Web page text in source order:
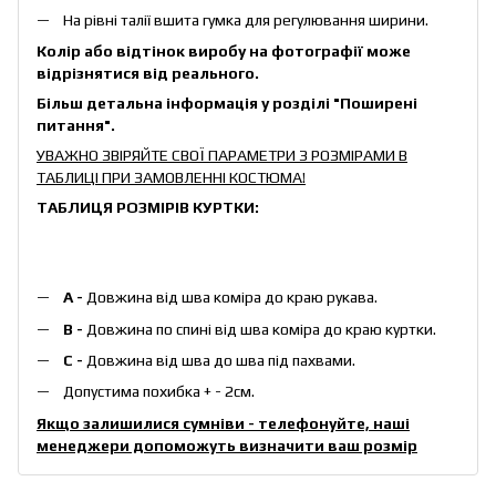
На рівні талії вшита гумка для регулювання ширини.
Колір або відтінок виробу на фотографії може
відрізнятися від реального.
Більш детальна інформація у розділі "Поширені
питання".
УВАЖНО ЗВІРЯЙТЕ СВОЇ ПАРАМЕТРИ З РОЗМІРАМИ В
ТАБЛИЦІ ПРИ ЗАМОВЛЕННІ КОСТЮМА!
ТАБЛИЦЯ РОЗМІРІВ КУРТКИ:
А - Довжина від шва коміра до краю рукава.
B - Довжина по спині від шва коміра до краю куртки.
C - Довжина від шва до шва під пахвами.
Допустима похибка + - 2см.
Якщо залишилися сумніви - телефонуйте, наші
менеджери допоможуть визначити ваш розмір